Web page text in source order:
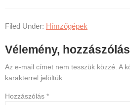
Filed Under: Hímzőgépek
Reader
Interactions
Vélemény,
Az e-mail címet nem tesszük közzé. A
karakterrel jelöltük
Hozzászólás *